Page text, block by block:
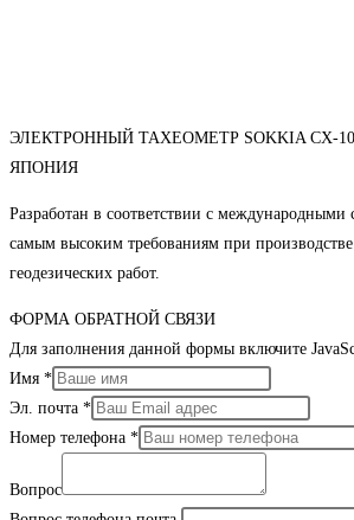
ЭЛЕКТРОННЫЙ ТАХЕОМЕТР SOKKIA CX-
ЯПОНИЯ
Разработан в соответствии с международными
самым высоким требованиям при
геодезических работ.
ФОРМА ОБРАТНОЙ СВЯЗИ
Для заполнения данной формы включите
Имя *
Эл. почта *
Номер телефона *
Вопрос